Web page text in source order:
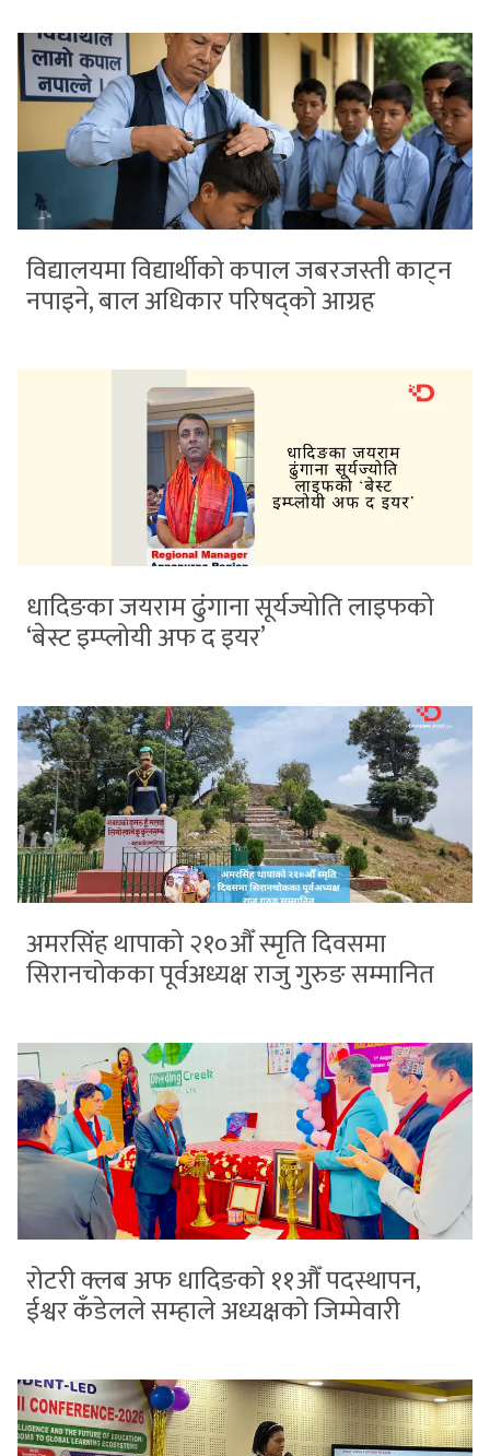
विद्यालयमा विद्यार्थीको कपाल जबरजस्ती काट्न
नपाइने, बाल अधिकार परिषद्को आग्रह
धादिङका जयराम ढुंगाना सूर्यज्योति लाइफको
‘बेस्ट इम्प्लोयी अफ द इयर’
अमरसिंह थापाको २१०औँ स्मृति दिवसमा
सिरानचोकका पूर्वअध्यक्ष राजु गुरुङ सम्मानित
रोटरी क्लब अफ धादिङको ११औँ पदस्थापन,
ईश्वर कँडेलले सम्हाले अध्यक्षको जिम्मेवारी